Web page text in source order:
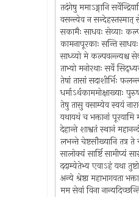
तदंगेषु ममाऽङ्गानि
वसन्त्येव न सन्देहस्तस्मात्
सकामैः साधवः सेव्याः
कामनापूरकाः सन्ति साधवः
साध्व्यो मे कल्पवल्ल्यश्च
ताभ्यो मनोरथाः सर्वे
तेषां तासां सदाशीर्भिः
धर्माऽर्थकाममोक्षाख्याः
तेषु तासु वसाम्येव स्वयं
यथायथं च भक्तानां पूरयामि
देहान्ते शाश्वतं स्थानं
लभन्ते चेष्टसौख्यानि तत्र ते
सालोक्यं सार्ष्टि सामीप्यं
ददाम्येतेभ्य एवाऽहं यथा
अन्ये श्रेष्ठा महाभागवता
मम सेवां विना